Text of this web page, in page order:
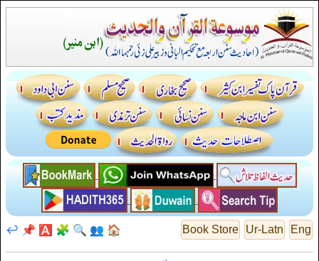
Eng
Ur-Latn
Book Store
🏠
👥
🔍
🧩
🅰️
📌
↩️